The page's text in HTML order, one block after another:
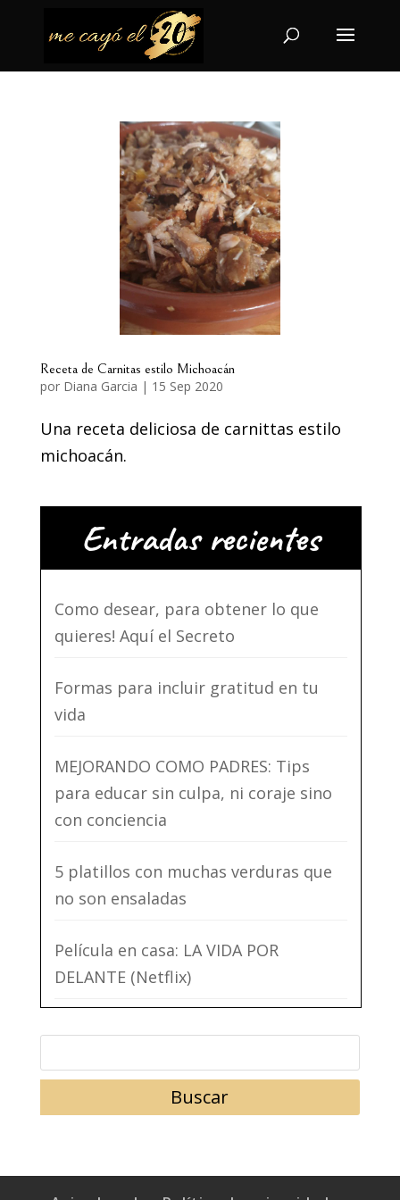
Receta de Carnitas estilo Michoacán
por Diana Garcia | 15 Sep 2020
Una receta deliciosa de carnittas estilo
michoacán.
Entradas recientes
Como desear, para obtener lo que
quieres! Aquí el Secreto
Formas para incluir gratitud en tu
vida
MEJORANDO COMO PADRES: Tips
para educar sin culpa, ni coraje sino
con conciencia
5 platillos con muchas verduras que
no son ensaladas
Película en casa: LA VIDA POR
DELANTE (Netflix)